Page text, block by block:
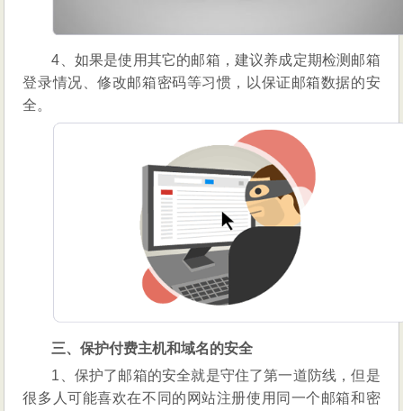
4、如果是使用其它的邮箱，建议养成定期检测邮箱
登录情况、修改邮箱密码等习惯，以保证邮箱数据的安
全。
三、保护付费主机和域名的安全
1、保护了邮箱的安全就是守住了第一道防线，但是
很多人可能喜欢在不同的网站注册使用同一个邮箱和密